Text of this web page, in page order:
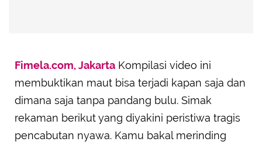
Fimela.com, Jakarta Kompilasi video ini
membuktikan maut bisa terjadi kapan saja dan
dimana saja tanpa pandang bulu. Simak
rekaman berikut yang diyakini peristiwa tragis
pencabutan nyawa. Kamu bakal merinding